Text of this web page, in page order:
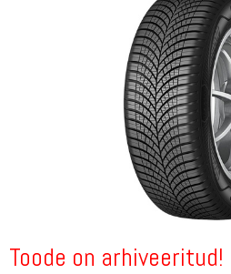
Toode on arhiveeritud!